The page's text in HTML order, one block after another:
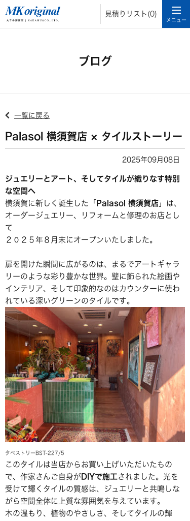
見積りリスト (0)
ブログ
一覧に戻る
Palasol 横須賀店 × タイルストーリー
2025年09月08日
ジュエリーとアート、そしてタイルが織りなす特別
な空間へ
横須賀に新しく誕生した「 Palasol 横須賀店 」は、
オーダージュエリー、リフォームと修理のお店とし
て
２０２５年８月末にオープンいたしました。
扉を開けた瞬間に広がるのは、まるでアートギャラ
リーのような彩り豊かな世界。壁に飾られた絵画や
インテリア、そして印象的なのはカウンターに使わ
れている深いグリーンのタイルです。
タペストリーBST-227/5
このタイルは当店からお買い上げいただいたもの
で、作家さんご自身が DIYで施工 されました。光を
受けて輝くタイルの質感は、ジュエリーと共鳴しな
がら空間全体に上質な雰囲気を与えています。
木の温もり、植物のやさしさ、そしてタイルの輝